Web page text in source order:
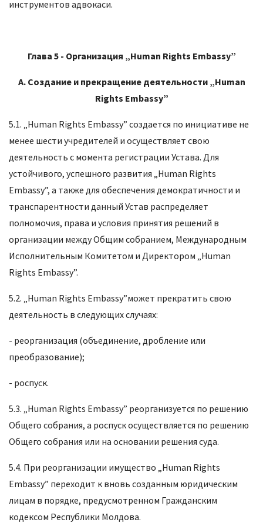
инструментов адвокаси.
Глава 5- Организация „Human Rights Embassy”
А. Создание и прекращение деятельности „Human
Rights Embassy”
5.1. „Human Rights Embassy” создается по инициативе не
менее шести учредителей и осуществляет свою
деятельность с момента регистрации Устава. Для
устойчивого, успешного развития „Human Rights
Embassy”, а также для обеспечения демократичности и
транспарентности данный Устав распределяет
полномочия, права и условия принятия решений в
организации между Общим собранием, Международным
Исполнительным Комитетом и Директором „Human
Rights Embassy”.
5.2. „Human Rights Embassy”может прекратить свою
деятельность в следующих случаях:
- реорганизация (объединение, дробление или
преобразование);
- роспуск.
5.3. „Human Rights Embassy” реорганизуется по решению
Общего собрания, а роспуск осуществляется по решению
Общего собрания или на основании решения суда.
5.4. При реорганизации имущество „Human Rights
Embassy” переходит к вновь созданным юридическим
лицам в порядке, предусмотренном Гражданским
кодексом Республики Молдова.